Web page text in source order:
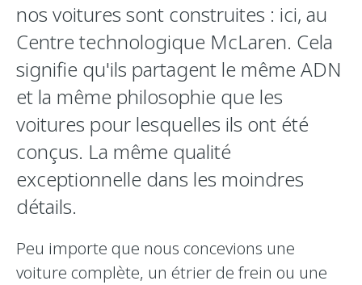
nos voitures sont construites : ici, au
Centre technologique McLaren. Cela
signifie qu'ils partagent le même ADN
et la même philosophie que les
voitures pour lesquelles ils ont été
conçus. La même qualité
exceptionnelle dans les moindres
détails.
Peu importe que nous concevions une
voiture complète, un étrier de frein ou une